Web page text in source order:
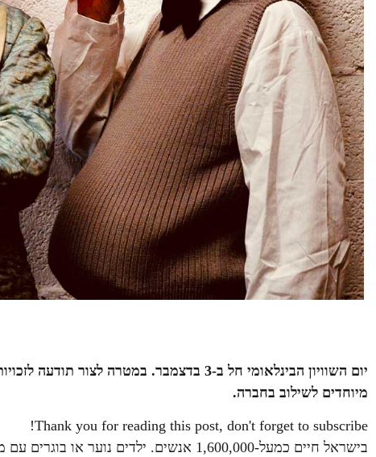
יום השוויון הבינלאומי חל ב-3 בדצמבר.
מיוחדים לשילוב בחברה.
Thank you for reading this post, don't forget to subscribe!
בישראל חיים כמעל-1,600,000 אנשים. ילדים נוער או בוגרים עם מוגבלות, כ-270,000 מתוכם תלמידים עם מוגבלות.